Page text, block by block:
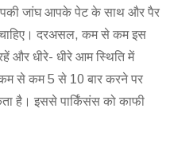
जांघ आपके पेट के साथ और पैर
दरअसल, कम से कम इस
और धीरे- धीरे आम स्थिति में
से कम 5 से 10 बार करने पर
है। इससे पार्किंसंस को काफी